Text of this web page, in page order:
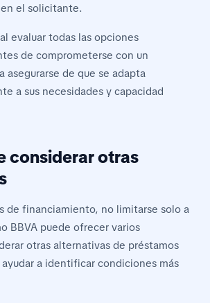
el solicitante.
evaluar todas las opciones
de comprometerse con un
asegurarse de que se adapta
a sus necesidades y capacidad
considerar otras
de financiamiento, no limitarse solo a
BBVA puede ofrecer varios
otras alternativas de préstamos
a identificar condiciones más